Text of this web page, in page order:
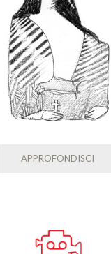
APPROFONDISCI